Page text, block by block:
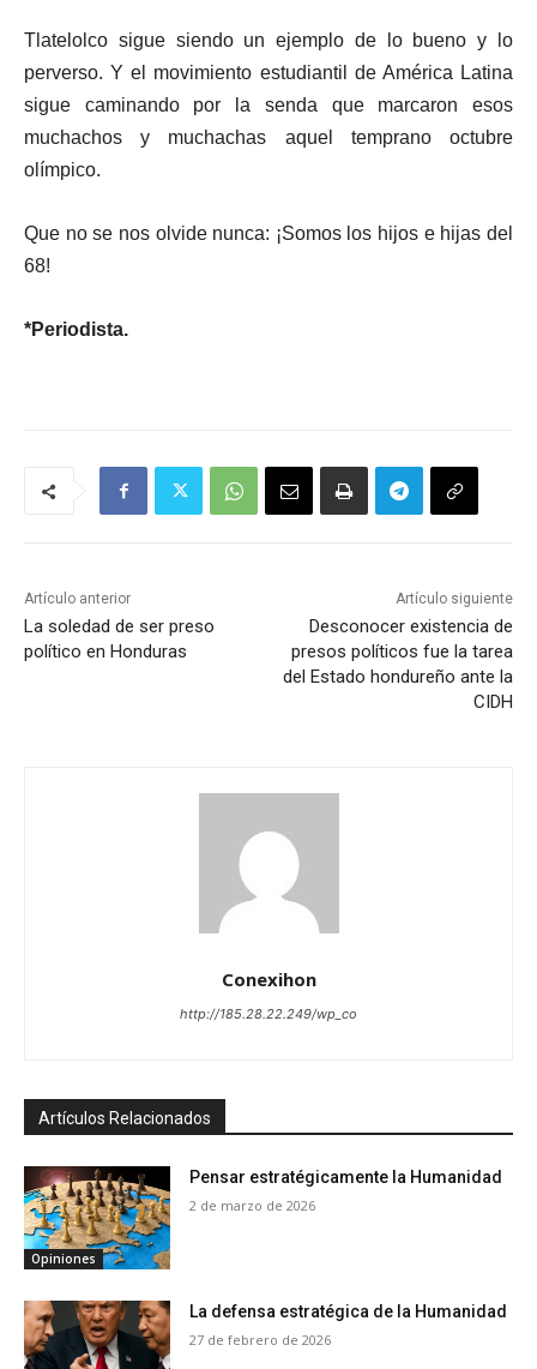
Tlatelolco sigue siendo un ejemplo de lo bueno y lo
perverso. Y el movimiento estudiantil de América Latina
sigue caminando por la senda que marcaron esos
muchachos y muchachas aquel temprano octubre
olímpico.
Que no se nos olvide nunca: ¡Somos los hijos e hijas del
68!
*Periodista.
Artículo anterior
La soledad de ser preso
político en Honduras
Artículo siguiente
Desconocer existencia de
presos políticos fue la tarea
del Estado hondureño ante la
CIDH
Conexihon
http://185.28.22.249/wp_co
Artículos Relacionados
Opiniones
Pensar estratégicamente la Humanidad
2 de marzo de 2026
La defensa estratégica de la Humanidad
27 de febrero de 2026